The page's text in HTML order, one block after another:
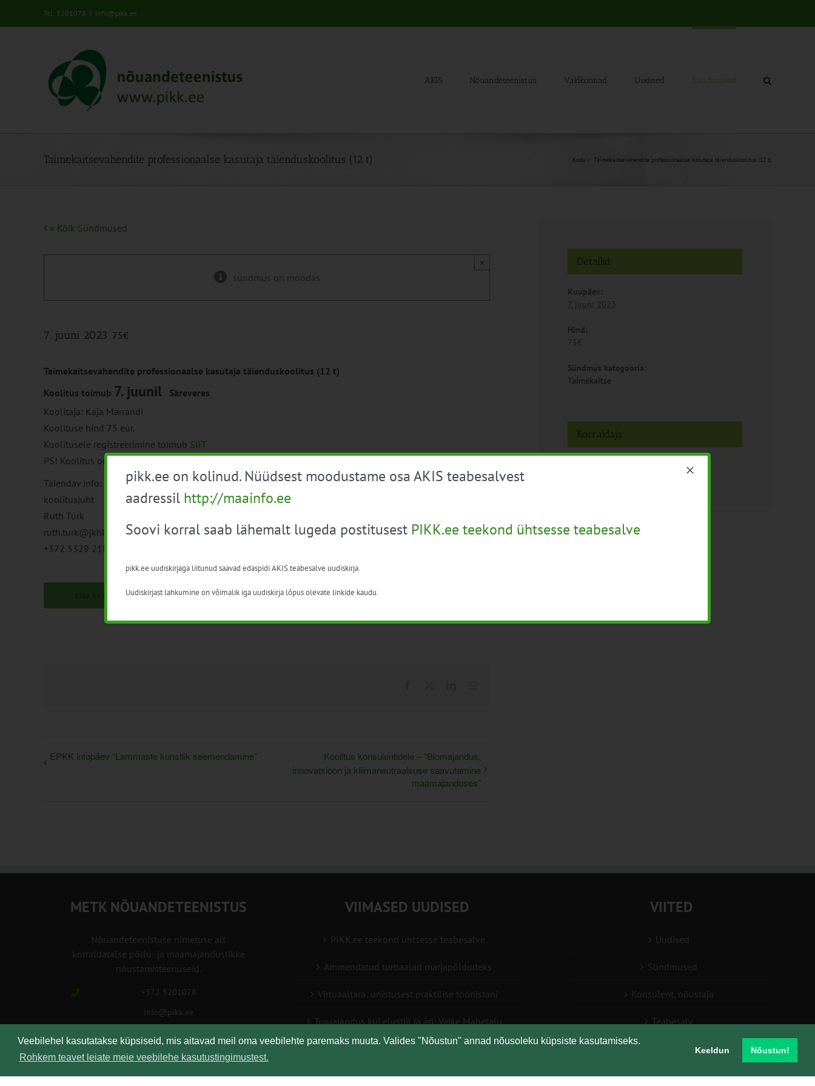
Veebilehel kasutatakse küpsiseid, mis aitavad meil oma veebilehte paremaks muuta. Valides "Nõustun" annad nõusoleku küpsiste kasutamiseks.
Rohkem teavet leiate meie veebilehe kasutustingimustest.
Keeldun Nõustun!
Tel: 5201078 | info@pikk.ee
AKIS Nõuandeteenistus Valdkonnad Uudised Sündmused
Taimekaitsevahendite professionaalse kasutaja täienduskoolitus (12 t) Kodu Taimekaitsevahendite professionaalse kasutaja täienduskoolitus (12 t)
« Kõik Sündmused
sündmus on möödas
×
7. juuni 2023 75€
Taimekaitsevahendite professionaalse kasutaja täienduskoolitus (12 t)
Koolitus toimub 7. juunil
Säreveres
Koolitaja: Kaja Marrandi
Koolituse hind 75 eur.
Koolitusele registreerimine toimub SIIT
PS! Koolitus on mõeldud kehtiva taimekaitsetunnistuse pikendamiseks!
Täiendav info:
koolitusjuht
Ruth Türk
ruth.turk@jkhk.ee
+372 5329 2188
Lisa kalendrisse
EPKK infopäev “Lammaste kunstlik seemendamine”
Koolitus konsulentidele – “Biomajandus,
innovatsioon ja kliimaneutraalsuse saavutamine
maamajanduses”
Detailid
Kuupäev:
7. juuni 2023
Hind:
75€
Sündmus kategooria:
Taimekaitse
Korraldaja
METK NÕUANDETEENISTUS
Nõuandeteenistuse nimetuse alt
korraldatalse põllu- ja maamajanduslikke
nõustamisteenuseid.
+372 5201078
info@pikk.ee
Kirjuta meile!
VIIMASED UUDISED
PIKK.ee teekond ühtsesse teabesalve
Ammendatud turbaalad marjapõldudeks
Virtuaaltara: unistusest praktilise tööriistani
Turuaiandus kui elustiil ja äri: Väike Mahetalu
Vähemaga rohkem: kuidas digilahendused aitavad
VIITED
Uudised
Sündmused
Konsulent, nõustaja
Teabesalv
Liitu uudiskirjaga
pikk.ee on kolinud. Nüüdsest moodustame osa AKIS teabesalvest
aadressil http://maainfo.ee
Soovi korral saab lähemalt lugeda postitusest PIKK.ee teekond ühtsesse teabesalve
pikk.ee uudiskirjaga liitunud saavad edaspidi AKIS teabesalve uudiskirja.
Uudiskirjast lahkumine on võimalik iga uudiskirja lõpus olevate linkide kaudu.